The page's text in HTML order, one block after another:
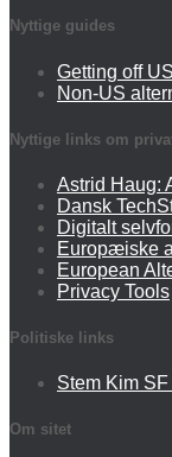
Nyttige guides
Getting off
Non-US
Nyttige links om
Astrid Haug:
Dansk
Digitalt
Europæiske
European
Privacy Tools
Politiske links
Stem Kim
Om sitet